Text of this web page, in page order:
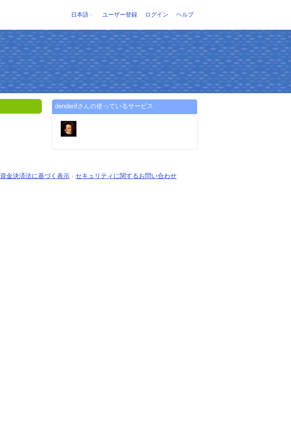
日本語 ユーザー登録 ログイン ヘルプ
dendenfさんの使っているサービス
資金決済法に基づく表示 - セキュリティに関するお問い合わせ